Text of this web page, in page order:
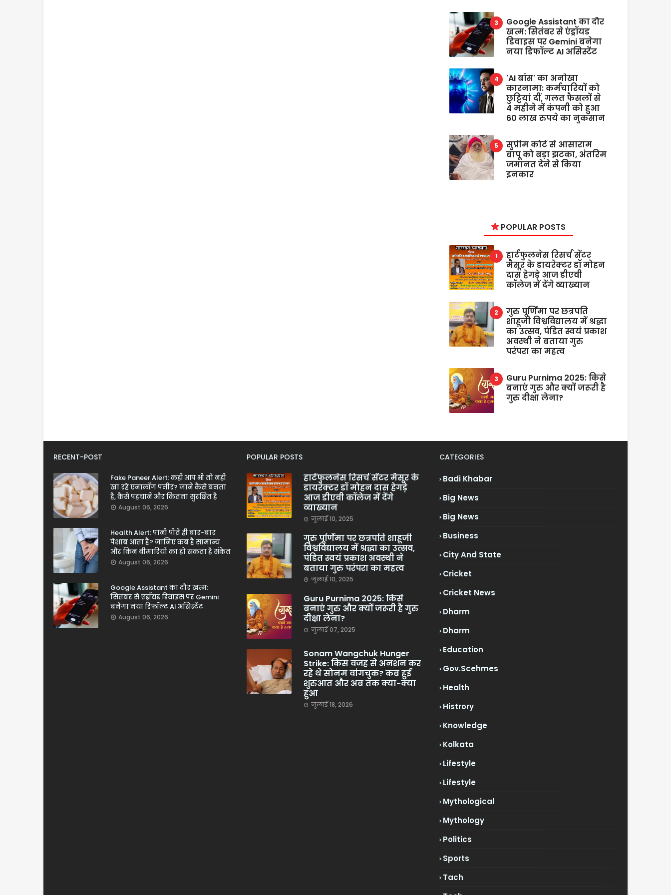
Google Assistant का दौर
खत्म: सितंबर से एंड्रॉयड
डिवाइस पर Gemini बनेगा
नया डिफॉल्ट AI असिस्टेंट
'AI बॉस' का अनोखा
कारनामा: कर्मचारियों को
छुट्टियां दीं, गलत फैसलों से
4 महीने में कंपनी को हुआ
60 लाख रुपये का नुकसान
सुप्रीम कोर्ट से आसाराम
बापू को बड़ा झटका, अंतरिम
जमानत देने से किया
इनकार
POPULAR POSTS
हार्टफुलनेस रिसर्च सेंटर
मैसूर के डायरेक्टर डॉ मोहन
दास हेगड़े आज डीएवी
कॉलेज में देंगे व्याख्यान
गुरु पूर्णिमा पर छत्रपति
शाहूजी विश्वविद्यालय में श्रद्धा
का उत्सव, पंडित स्वयं प्रकाश
अवस्थी ने बताया गुरु
परंपरा का महत्व
Guru Purnima 2025: किसे
बनाएं गुरु और क्यों जरूरी है
गुरु दीक्षा लेना?
RECENT-POST
Fake Paneer Alert: कहीं आप भी तो नहीं
खा रहे एनालॉग पनीर? जानें कैसे बनता
है, कैसे पहचानें और कितना सुरक्षित है
August 06, 2026
Health Alert: पानी पीते ही बार-बार
पेशाब आता है? जानिए कब है सामान्य
और किन बीमारियों का हो सकता है संकेत
August 06, 2026
Google Assistant का दौर खत्म:
सितंबर से एंड्रॉयड डिवाइस पर Gemini
बनेगा नया डिफॉल्ट AI असिस्टेंट
August 06, 2026
POPULAR POSTS
हार्टफुलनेस रिसर्च सेंटर मैसूर के
डायरेक्टर डॉ मोहन दास हेगड़े
आज डीएवी कॉलेज में देंगे
व्याख्यान
जुलाई 10, 2025
गुरु पूर्णिमा पर छत्रपति शाहूजी
विश्वविद्यालय में श्रद्धा का उत्सव,
पंडित स्वयं प्रकाश अवस्थी ने
बताया गुरु परंपरा का महत्व
जुलाई 10, 2025
Guru Purnima 2025: किसे
बनाएं गुरु और क्यों जरूरी है गुरु
दीक्षा लेना?
जुलाई 07, 2025
Sonam Wangchuk Hunger
Strike: किस वजह से अनशन कर
रहे थे सोनम वांगचुक? कब हुई
शुरुआत और अब तक क्या-क्या
हुआ
जुलाई 18, 2026
CATEGORIES
Badi Khabar
Big News
Big News
Business
City And State
Cricket
Cricket News
Dharm
Dharm
Education
Gov.scehmes
Health
Histrory
Knowledge
Kolkata
Lifestyle
Lifestyle
Mythological
Mythology
Politics
Sports
Tach